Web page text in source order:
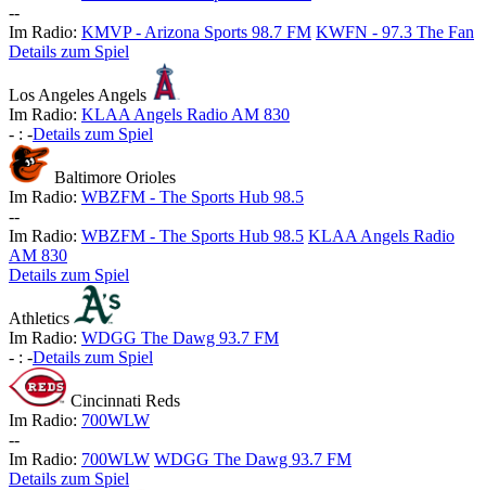
--
Im Radio: KMVP - Arizona Sports 98.7 FM KWFN - 97.3 The Fan
Details zum Spiel
Los Angeles Angels
Im Radio: KLAA Angels Radio AM 830
- : -Details zum Spiel
Baltimore Orioles
Im Radio: WBZFM - The Sports Hub 98.5
--
Im Radio: WBZFM - The Sports Hub 98.5 KLAA Angels Radio
AM 830
Details zum Spiel
Athletics
Im Radio: WDGG The Dawg 93.7 FM
- : -Details zum Spiel
Cincinnati Reds
Im Radio: 700WLW
--
Im Radio: 700WLW WDGG The Dawg 93.7 FM
Details zum Spiel